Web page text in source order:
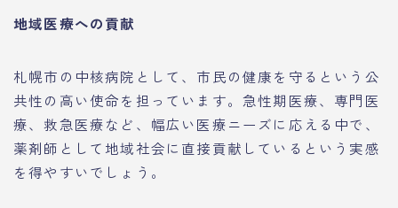
地域医療への貢献
札幌市の中核病院として、市民の健康を守るという公
共性の高い使命を担っています。急性期医療、専門医
療、救急医療など、幅広い医療ニーズに応える中で、
薬剤師として地域社会に直接貢献しているという実感
を得やすいでしょう。